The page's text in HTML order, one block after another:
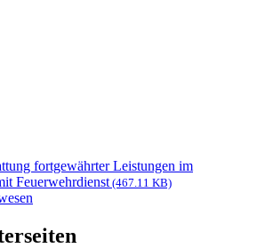
fortgewährter Leistungen im
Feuerwehrdienst (467.11 KB)